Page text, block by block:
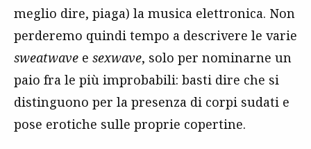
meglio dire, piaga) la musica elettronica. Non
perderemo quindi tempo a descrivere le varie
sweatwave e sexwave, solo per nominarne un
paio fra le più improbabili: basti dire che si
distinguono per la presenza di corpi sudati e
pose erotiche sulle proprie copertine.